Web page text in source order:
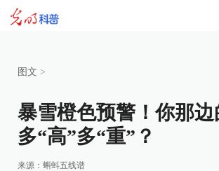
图文 >
暴雪橙色预警！你那
多“高”多“重”？
来源： 蝌蚪五线谱